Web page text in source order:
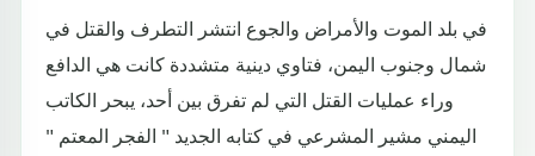
في بلد الموت والأمراض والجوع انتشر التطرف والقتل في
شمال وجنوب اليمن، فتاوي دينية متشددة كانت هي الدافع
وراء عمليات القتل التي لم تفرق بين أحد، يبحر الكاتب
اليمني مشير المشرعي في كتابه الجديد " الفجر المعتم "